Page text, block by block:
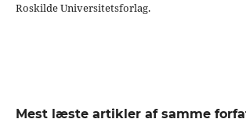
Roskilde Universitetsforlag.
Mest læste artikler af samme